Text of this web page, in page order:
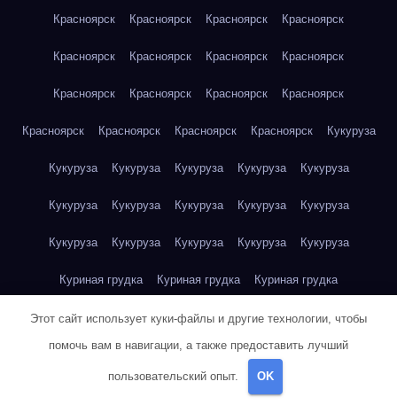
Красноярск Красноярск Красноярск Красноярск
Красноярск Красноярск Красноярск Красноярск
Красноярск Красноярск Красноярск Красноярск
Красноярск Красноярск Красноярск Красноярск Кукуруза
Кукуруза Кукуруза Кукуруза Кукуруза Кукуруза
Кукуруза Кукуруза Кукуруза Кукуруза Кукуруза
Кукуруза Кукуруза Кукуруза Кукуруза Кукуруза
Куриная грудка Куриная грудка Куриная грудка
Куриная грудка Куриная грудка Куриная грудка
Куриная грудка Куриная грудка
Куриное яйцо
Этот сайт использует куки-файлы и другие технологии, чтобы
помочь вам в навигации, а также предоставить лучший
пользовательский опыт. OK